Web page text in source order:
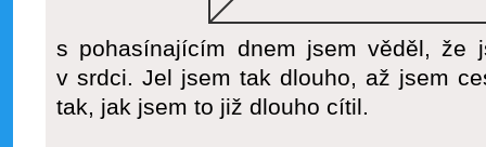
s pohasínajícím dnem jsem věděl, že
v srdci. Jel jsem tak dlouho, až jsem
tak, jak jsem to již dlouho cítil.